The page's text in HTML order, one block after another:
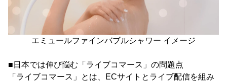
エミュールファインバブルシャワー イメージ
■日本では伸び悩む「ライブコマース」の問題点
「ライブコマース」とは、ECサイトとライブ配信を組み